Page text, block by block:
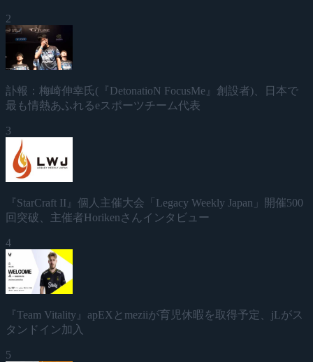
2
訃報：梅崎伸幸氏(『DetonatioN FocusMe』創設者)、日本で
最も情熱あふれるeスポーツチーム代表
3
『StarCraft II』個人主催大会「Legacy Weekly Japan」開催500
回突破、主催者Horikenさんインタビュー
4
『Team Vitality』apEXとmeziiが育児休暇を取得予定、jLがス
タンドイン加入
5